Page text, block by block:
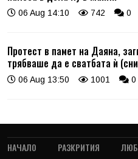
06 Aug 14:10 742 0
Протест в памет на Даяна,
трябваше да е сватбата ѝ
06 Aug 13:50 1001 0
НАЧАЛО РАЗКРИТИЯ